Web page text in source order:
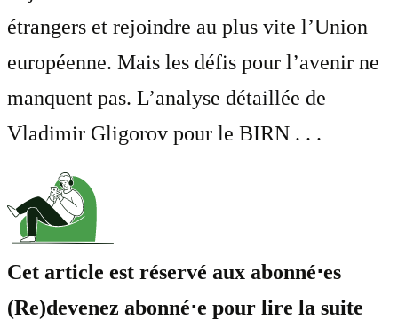
étrangers et rejoindre au plus vite l’Union
européenne. Mais les défis pour l’avenir ne
manquent pas. L’analyse détaillée de
Vladimir Gligorov pour le BIRN . . .
Cet article est réservé aux abonné⋅es
(Re)devenez abonné⋅e pour lire la suite